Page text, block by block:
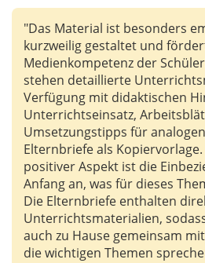
"Das Material ist besonders
kurzweilig gestaltet und
Medienkompetenz der
stehen detaillierte
Verfügung mit didaktischen
Unterrichtseinsatz,
Umsetzungstipps für
Elternbriefe als
positiver Aspekt ist die
Anfang an, was für dieses
Die Elternbriefe enthalten
Unterrichtsmaterialien,
auch zu Hause gemeinsam
die wichtigen Themen